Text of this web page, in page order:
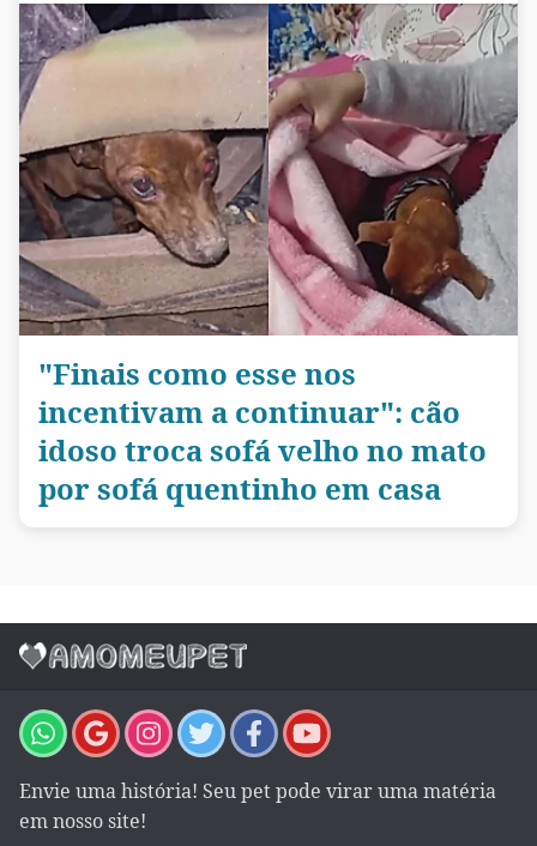
"Finais como esse nos
incentivam a continuar": cão
idoso troca sofá velho no mato
por sofá quentinho em casa
Envie uma história! Seu pet pode virar uma matéria
em nosso site!